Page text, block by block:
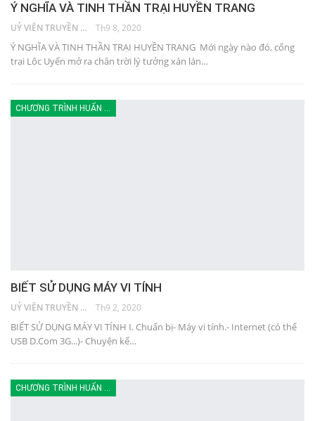
Ý NGHĨA VÀ TINH THẦN TRẠI HUYỀN TRANG
UỶ VIÊN TRUYỀN THÔNG Th9 8, 2020
Ý NGHĨA VÀ TINH THẦN TRẠI HUYỀN TRANG Mới ngày nào đó, cổng
trại Lộc Uyển mở ra chân trời lý tưởng xán lán…
CHƯƠNG TRÌNH HUẤN LUYỆN
BIẾT SỬ DỤNG MÁY VI TÍNH
UỶ VIÊN TRUYỀN THÔNG Th9 2, 2020
BIẾT SỬ DỤNG MÁY VI TÍNH I. Chuẩn bị- Máy vi tính.- Internet (có thể
USB D.Com 3G...)- Chuyện kể…
CHƯƠNG TRÌNH HUẤN LUYỆN